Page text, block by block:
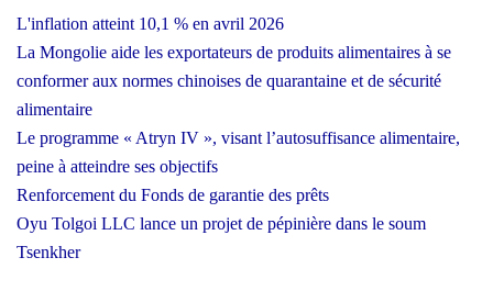
L'inflation atteint 10,1 % en avril 2026
La Mongolie aide les exportateurs de produits alimentaires à se
conformer aux normes chinoises de quarantaine et de sécurité
alimentaire
Le programme « Atryn IV », visant l’autosuffisance alimentaire,
peine à atteindre ses objectifs
Renforcement du Fonds de garantie des prêts
Oyu Tolgoi LLC lance un projet de pépinière dans le soum
Tsenkher